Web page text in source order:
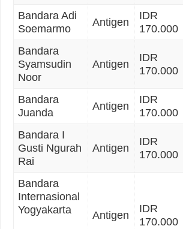
Bandara Adi
Soemarmo
Antigen
IDR
170.000
Bandara
Syamsudin
Noor
Antigen
IDR
170.000
Bandara
Juanda
Antigen
IDR
170.000
Bandara I
Gusti Ngurah
Rai
Antigen
IDR
170.000
Bandara
Internasional
Yogyakarta
Antigen
IDR
170.000